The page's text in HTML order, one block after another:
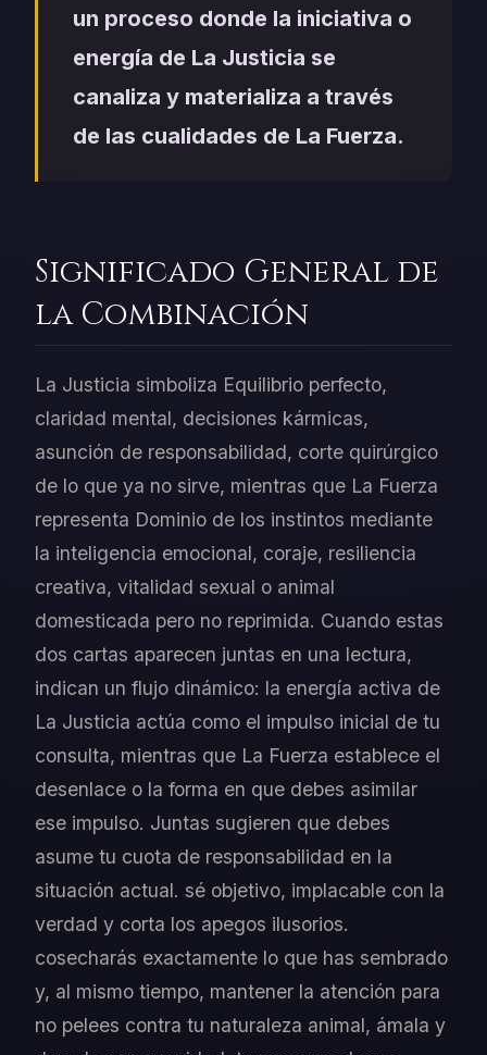
un proceso donde la iniciativa o
energía de La Justicia se
canaliza y materializa a través
de las cualidades de La Fuerza.
Significado General de
la Combinación
La Justicia simboliza Equilibrio perfecto,
claridad mental, decisiones kármicas,
asunción de responsabilidad, corte quirúrgico
de lo que ya no sirve, mientras que La Fuerza
representa Dominio de los instintos mediante
la inteligencia emocional, coraje, resiliencia
creativa, vitalidad sexual o animal
domesticada pero no reprimida. Cuando estas
dos cartas aparecen juntas en una lectura,
indican un flujo dinámico: la energía activa de
La Justicia actúa como el impulso inicial de tu
consulta, mientras que La Fuerza establece el
desenlace o la forma en que debes asimilar
ese impulso. Juntas sugieren que debes
asume tu cuota de responsabilidad en la
situación actual. sé objetivo, implacable con la
verdad y corta los apegos ilusorios.
cosecharás exactamente lo que has sembrado
y, al mismo tiempo, mantener la atención para
no pelees contra tu naturaleza animal, ámala y